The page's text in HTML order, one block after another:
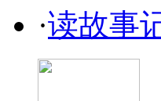
·读故事